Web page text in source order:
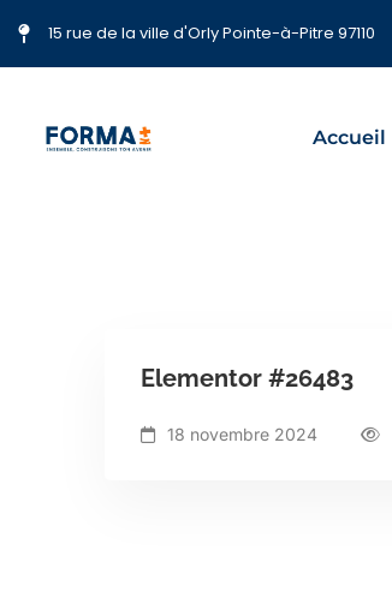
15 rue de la ville d'Orly Pointe-à-Pitre 97110
Accueil
Elementor #26483
18 novembre 2024